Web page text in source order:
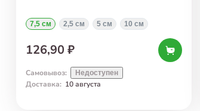
7,5 см 2,5 см 5 см 10 см
126,90 ₽
Самовывоз: Недоступен
Доставка: 10 августа